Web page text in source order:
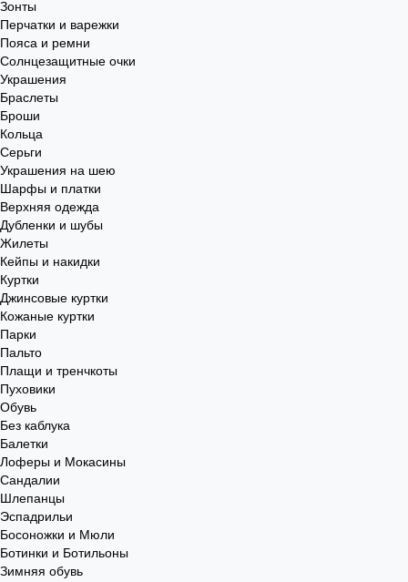
Зонты
Перчатки и варежки
Пояса и ремни
Солнцезащитные очки
Украшения
Браслеты
Броши
Кольца
Серьги
Украшения на шею
Шарфы и платки
Верхняя одежда
Дубленки и шубы
Жилеты
Кейпы и накидки
Куртки
Джинсовые куртки
Кожаные куртки
Парки
Пальто
Плащи и тренчкоты
Пуховики
Обувь
Без каблука
Балетки
Лоферы и Мокасины
Сандалии
Шлепанцы
Эспадрильи
Босоножки и Мюли
Ботинки и Ботильоны
Зимняя обувь